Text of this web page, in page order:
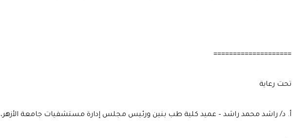
====================
تحت رعاية
أ. د/ راشد محمد راشد – عميد كلية طب بنين ورئيس مجلس إدارة مستشفيات جامعة الأزهر،